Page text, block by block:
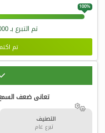
100%
تم التبرع بـ
تم
تعانى ضعف
التصنيف
تبرع عام